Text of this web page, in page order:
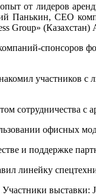
от лидеров
Панькин, CEO
Group»
участников
сотрудничества
офисных
и поддержке
линейку